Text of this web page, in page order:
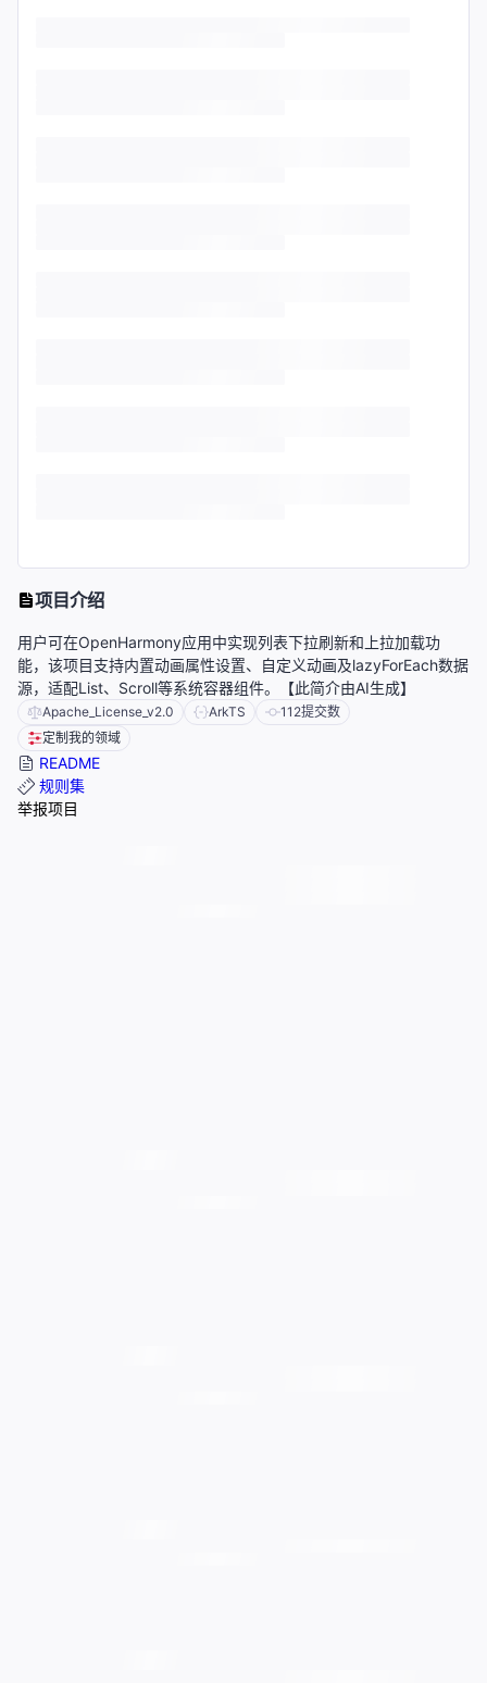
项目介绍
用户可在OpenHarmony应用中实现列表下拉刷新和上拉加载功
能，该项目支持内置动画属性设置、自定义动画及lazyForEach数据
源，适配List、Scroll等系统容器组件。【此简介由AI生成】
Apache_License_v2.0 ArkTS 112提交数
定制我的领域
README
规则集
举报项目